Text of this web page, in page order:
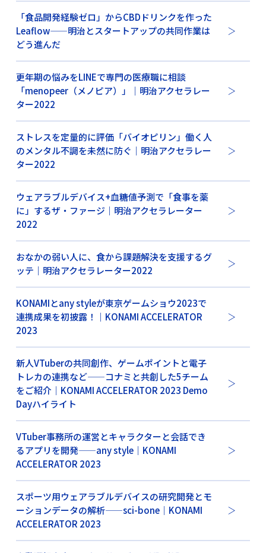
「食品開発経験ゼロ」からCBDドリンクを作った
Leaflow——明治とスタートアップの共同作業は
どう進んだ
更年期の悩みをLINEで専門の医療職に相談
「menopeer（メノピア）」｜明治アクセラレー
ター2022
ストレスを定量的に評価「バイオピリン」働く人
のメンタル不調を未然に防ぐ｜明治アクセラレー
ター2022
ウェアラブルデバイス+血糖値予測で「食事を薬
に」するザ・ファージ｜明治アクセラレーター
2022
おなかの弱い人に、食から課題解決を支援するグ
ッテ｜明治アクセラレーター2022
KONAMIとany styleが東京ゲームショウ2023で
連携成果を初披露！｜KONAMI ACCELERATOR
2023
新人VTuberの共同創作、ゲームポイントと電子
トレカの連携など——コナミと共創した5チーム
をご紹介｜KONAMI ACCELERATOR 2023 Demo
Dayハイライト
VTuber事務所の運営とキャラクターと会話でき
るアプリを開発——any style｜KONAMI
ACCELERATOR 2023
スポーツ用ウェアラブルデバイスの研究開発とモ
ーションデータの解析——sci-bone｜KONAMI
ACCELERATOR 2023